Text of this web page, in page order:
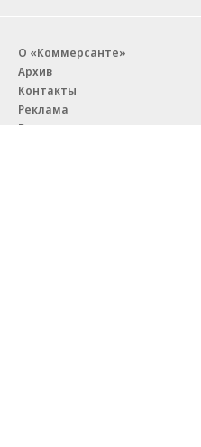
О «Коммерсанте»
Архив
Контакты
Реклама
Вакансии